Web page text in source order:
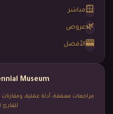
🪟مباشر
🌿عروض
🎰الأفضل
Museum
مراجعات معمقة، أدلة عملية، ومقارنات
للقارئ